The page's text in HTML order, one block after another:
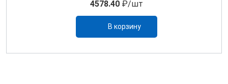
4578.40 ₽/шт
В корзину